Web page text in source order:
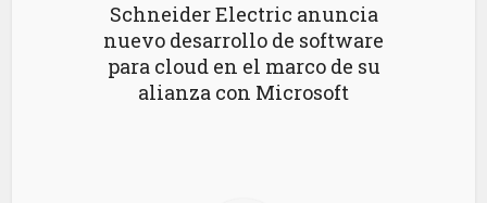
Schneider Electric anuncia
nuevo desarrollo de software
para cloud en el marco de su
alianza con Microsoft